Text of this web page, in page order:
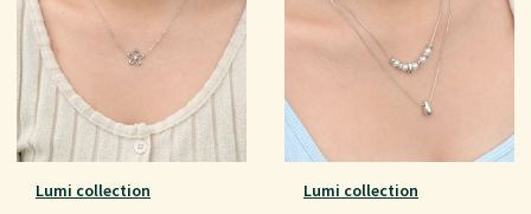
Lumi collection Lumi collection